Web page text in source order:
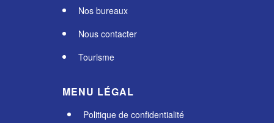
Nos bureaux
Nous contacter
Tourisme
MENU LÉGAL
Politique de confidentialité